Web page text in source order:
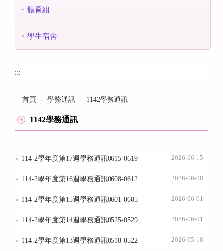
體育組
學生宿舍
:::
首頁 學務通訊 1142學務通訊
1142學務通訊
114-2學年度第17週學務通訊0615-0619 2026-06-15
114-2學年度第16週學務通訊0608-0612 2026-06-08
114-2學年度第15週學務通訊0601-0605 2026-06-01
114-2學年度第14週學務通訊0525-0529 2026-06-01
114-2學年度第13週學務通訊0518-0522 2026-05-18